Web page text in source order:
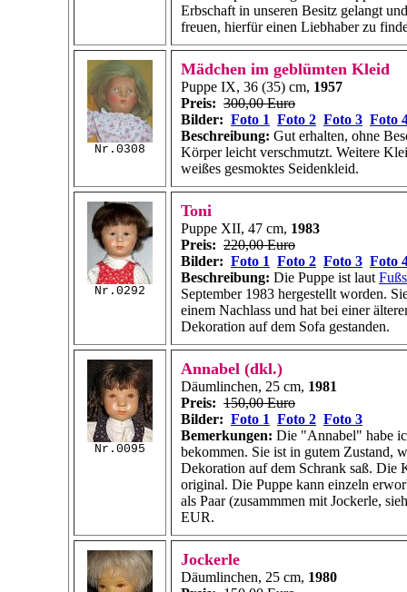
Erbschaft in unseren Besitz gelangt
freuen, hierfür einen Liebhaber zu
Nr.0308
Mädchen im geblümten Kleid
Puppe IX, 36 (35) cm, 1957
Preis: 300,00 Euro
Bilder: Foto 1 Foto 2 Foto 3 Foto
Beschreibung: Gut erhalten, ohne
Körper leicht verschmutzt. Weitere
weißes gesmoktes Seidenkleid.
Nr.0292
Toni
Puppe XII, 47 cm, 1983
Preis: 220,00 Euro
Bilder: Foto 1 Foto 2 Foto 3 Foto
Beschreibung: Die Puppe ist laut
September 1983 hergestellt worden.
einem Nachlass und hat bei einer
Dekoration auf dem Sofa gestanden.
Nr.0095
Annabel (dkl.)
Däumlinchen, 25 cm, 1981
Preis: 150,00 Euro
Bilder: Foto 1 Foto 2 Foto 3
Bemerkungen: Die "Annabel" habe
bekommen. Sie ist in gutem Zustand,
Dekoration auf dem Schrank saß. Die
original. Die Puppe kann einzeln
als Paar (zusammmen mit Jockerle,
EUR.
Jockerle
Däumlinchen, 25 cm, 1980